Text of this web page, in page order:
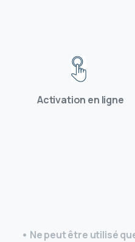
Activation en ligne
• Ne peut être utilisé